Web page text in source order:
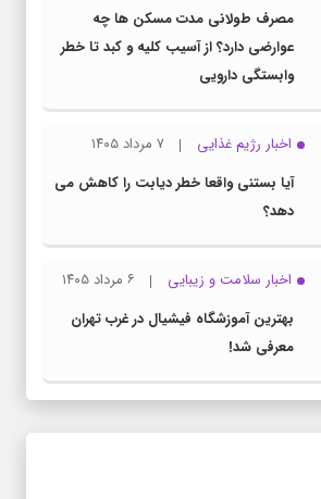
مصرف طولانی مدت مسکن ها چه
عوارضی دارد؟ از آسیب کلیه و کبد تا خطر
وابستگی دارویی
اخبار رژیم غذایی
۷ مرداد ۱۴۰۵
آیا بستنی واقعا خطر دیابت را کاهش می
دهد؟
اخبار سلامت و زیبایی
۶ مرداد ۱۴۰۵
بهترین آموزشگاه فیشیال در غرب تهران
معرفی شد!